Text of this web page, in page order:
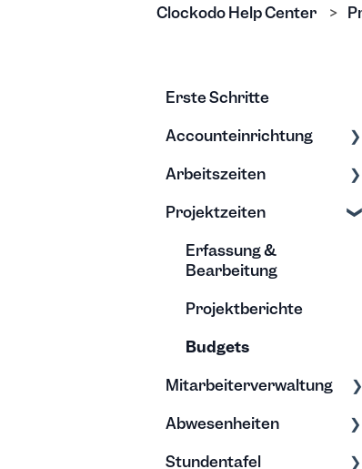
Clockodo Help Center
Erste Schritte
Accounteinrichtung
Einstellungen
Export/Import &
Hilfe & Tipps
Arbeitszeiten
Zeiten erfassen
Zeiten bearbeiten
Projektzeiten
Erfassung &
Bearbeitung
Projektberichte
Budgets
Mitarbeiterverwaltung
Bearbeitung &
Abwesenheiten
Allgemein
Stundentafel